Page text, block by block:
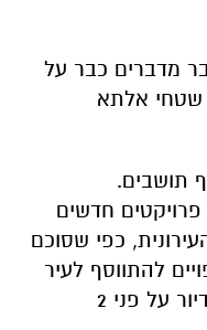
כבר מדברים כבר על
על שטחי אלתא
חדשים
כפי שסוכם
להתווסף לעיר
אשדוד - עוד כ30 אלף יחידות דיור על פני 2